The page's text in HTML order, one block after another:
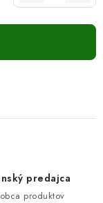
predajca
produktov